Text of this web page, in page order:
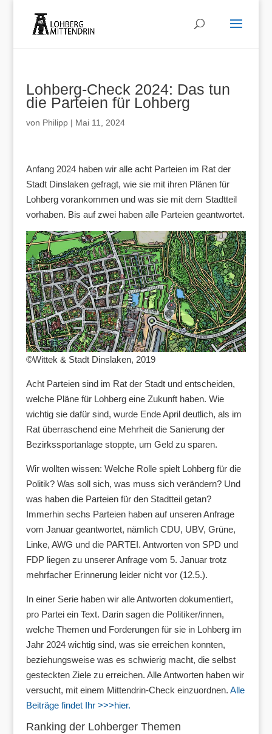
Lohberg-Check 2024: Das tun
die Parteien für Lohberg
von Philipp| Mai 11, 2024
Anfang 2024 haben wir alle acht Parteien im Rat der
Stadt Dinslaken gefragt, wie sie mit ihren Plänen für
Lohberg vorankommen und was sie mit dem Stadtteil
vorhaben. Bis auf zwei haben alle Parteien geantwortet.
©Wittek & Stadt Dinslaken, 2019
Acht Parteien sind im Rat der Stadt und entscheiden,
welche Pläne für Lohberg eine Zukunft haben. Wie
wichtig sie dafür sind, wurde Ende April deutlich, als im
Rat überraschend eine Mehrheit die Sanierung der
Bezirkssportanlage stoppte, um Geld zu sparen.
Wir wollten wissen: Welche Rolle spielt Lohberg für die
Politik? Was soll sich, was muss sich verändern? Und
was haben die Parteien für den Stadtteil getan?
Immerhin sechs Parteien haben auf unseren Anfrage
vom Januar geantwortet, nämlich CDU, UBV, Grüne,
Linke, AWG und die PARTEI. Antworten von SPD und
FDP liegen zu unserer Anfrage vom 5. Januar trotz
mehrfacher Erinnerung leider nicht vor (12.5.).
In einer Serie haben wir alle Antworten dokumentiert,
pro Partei ein Text. Darin sagen die Politiker/innen,
welche Themen und Forderungen für sie in Lohberg im
Jahr 2024 wichtig sind, was sie erreichen konnten,
beziehungsweise was es schwierig macht, die selbst
gesteckten Ziele zu erreichen. Alle Antworten haben wir
versucht, mit einem Mittendrin-Check einzuordnen. Alle
Beiträge findet Ihr >>>hier.
Ranking der Lohberger Themen